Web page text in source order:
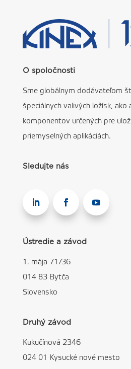
O spoločnosti
Sme globálnym dodávateľom
špeciálnych valivých ložísk, ako
komponentov určených pre
priemyselných aplikáciách.
Sledujte nás
Ústredie a závod
1. mája 71/36
014 83 Bytča
Slovensko
Druhý závod
Kukučínová 2346
024 01 Kysucké nové mesto